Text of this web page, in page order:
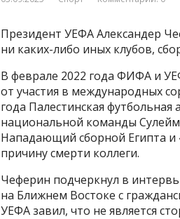
Президент УЕФА Александер
ни каких-либо иных клубов,
В феврале 2022 года ФИФА и
от участия в международных
года Палестинская
национальной команды
Нападающий сборной Египта и
причину смерти коллеги.
Чеферин подчеркнул в
на Ближнем Востоке с
УЕФА завил, что не является